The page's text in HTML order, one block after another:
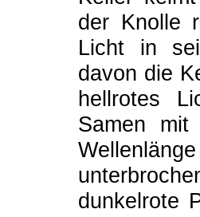
der Knolle
Licht in
davon die
hellrotes
Samen mit
dunkelrote